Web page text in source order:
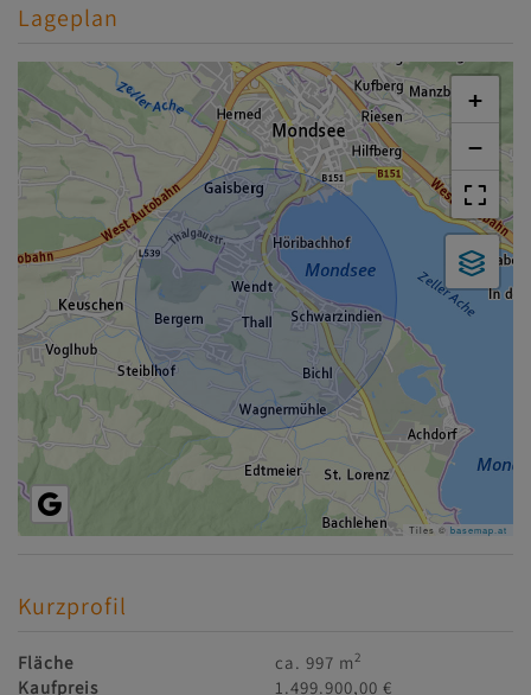
Lageplan
+
−
Tiles © basemap.at
Kurzprofil
Fläche ca. 997 m2
Kaufpreis 1.499.900,00 €